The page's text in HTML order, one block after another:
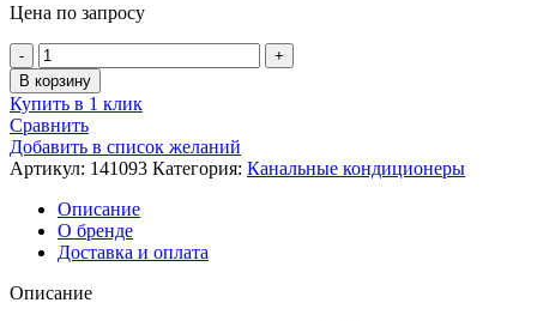
Цена по запросу
Количество
товара
Канальный
кондиционер,
MDV
MDTII-
18HWFN8
/
MDOAG-
18HFN8
В корзину
Купить в 1 клик
Сравнить
Добавить в список желаний
Артикул: 141093 Категория: Канальные кондиционеры
Описание
О бренде
Доставка и оплата
Описание